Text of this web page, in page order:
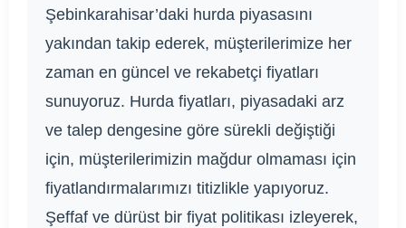
Şebinkarahisar’daki hurda piyasasını
yakından takip ederek, müşterilerimize her
zaman en güncel ve rekabetçi fiyatları
sunuyoruz. Hurda fiyatları, piyasadaki arz
ve talep dengesine göre sürekli değiştiği
için, müşterilerimizin mağdur olmaması için
fiyatlandırmalarımızı titizlikle yapıyoruz.
Şeffaf ve dürüst bir fiyat politikası izleyerek,